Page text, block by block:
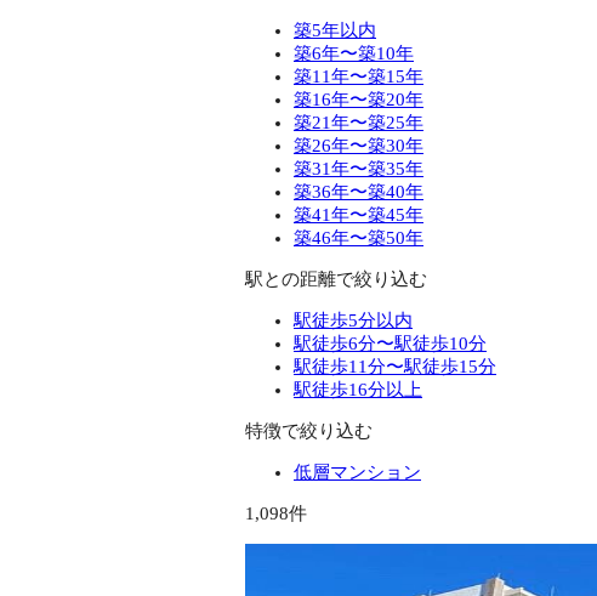
築5年以内
築6年〜築10年
築11年〜築15年
築16年〜築20年
築21年〜築25年
築26年〜築30年
築31年〜築35年
築36年〜築40年
築41年〜築45年
築46年〜築50年
駅との距離で絞り込む
駅徒歩5分以内
駅徒歩6分〜駅徒歩10分
駅徒歩11分〜駅徒歩15分
駅徒歩16分以上
特徴で絞り込む
低層マンション
1,098件